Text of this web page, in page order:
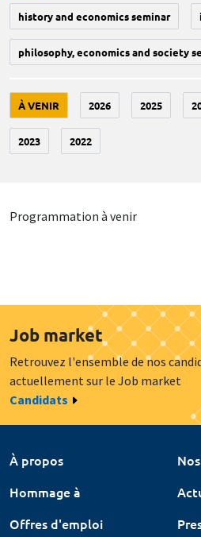
history and economics seminar
philosophy, economics and society
À VENIR 2026 2025
2023 2022
Programmation à venir
Job market
Retrouvez l'ensemble de nos
actuellement sur le Job market
Candidats
À propos
Hommage à
Offres d'emploi